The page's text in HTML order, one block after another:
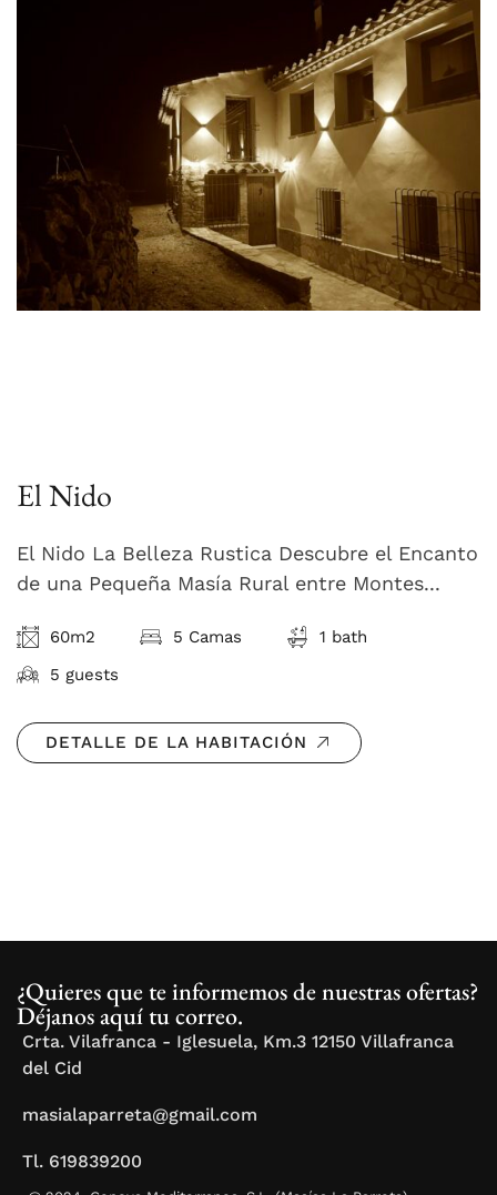
El Nido
El Nido La Belleza Rustica Descubre el Encanto
de una Pequeña Masía Rural entre Montes...
60m2 5 Camas
1 bath
5 guests
DETALLE DE LA HABITACIÓN
¿Quieres que te informemos de nuestras ofertas?
Déjanos aquí tu correo.
Crta. Vilafranca - Iglesuela, Km.3 12150 Villafranca
del Cid
masialaparreta@gmail.com
Tl. 619839200